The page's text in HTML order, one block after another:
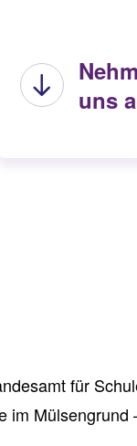
uns
für
im Mülsengrund